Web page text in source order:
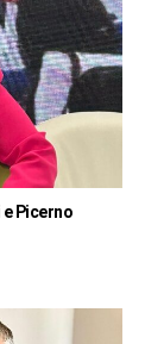
Picerno